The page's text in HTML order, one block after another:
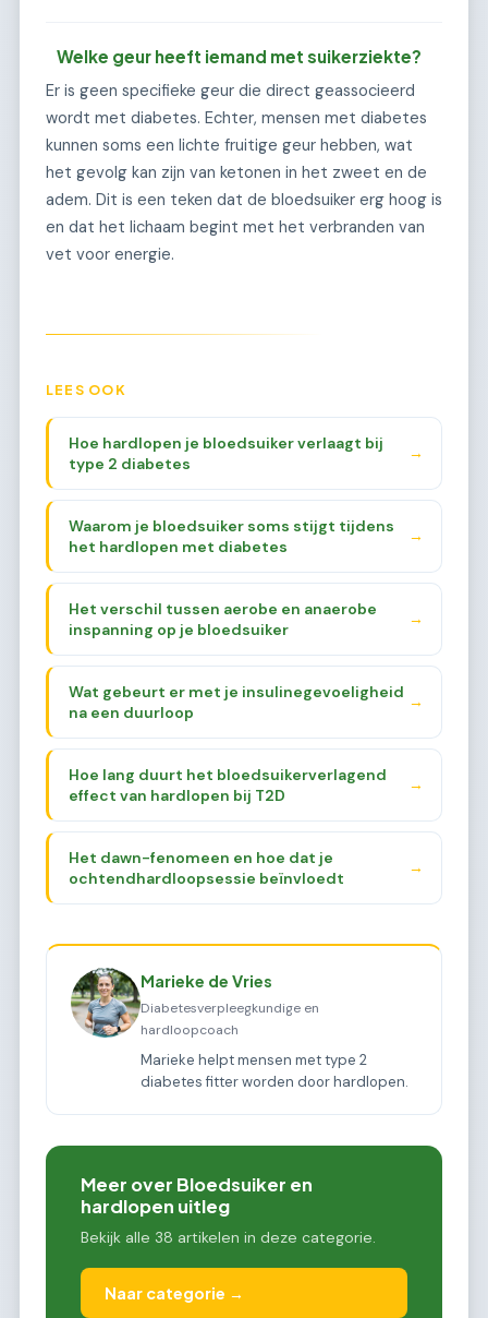
Welke geur heeft iemand met suikerziekte?
Er is geen specifieke geur die direct geassocieerd
wordt met diabetes. Echter, mensen met diabetes
kunnen soms een lichte fruitige geur hebben, wat
het gevolg kan zijn van ketonen in het zweet en de
adem. Dit is een teken dat de bloedsuiker erg hoog is
en dat het lichaam begint met het verbranden van
vet voor energie.
LEES OOK
Hoe hardlopen je bloedsuiker verlaagt bij
type 2 diabetes
→
Waarom je bloedsuiker soms stijgt tijdens
het hardlopen met diabetes
→
Het verschil tussen aerobe en anaerobe
inspanning op je bloedsuiker
→
Wat gebeurt er met je insulinegevoeligheid
na een duurloop
→
Hoe lang duurt het bloedsuikerverlagend
effect van hardlopen bij T2D
→
Het dawn-fenomeen en hoe dat je
ochtendhardloopsessie beïnvloedt
→
Marieke de Vries
Diabetesverpleegkundige en
hardloopcoach
Marieke helpt mensen met type 2
diabetes fitter worden door hardlopen.
Meer over Bloedsuiker en
hardlopen uitleg
Bekijk alle 38 artikelen in deze categorie.
Naar categorie →